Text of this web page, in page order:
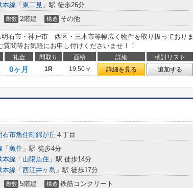
本線 「 東二見 」駅 徒歩26分
階数 2階建 構造 その他
明石市・神戸市 西区・三木市等幅広く物件を取り扱っておりま
質問等お気軽にお申し付けくださいませ！！
礼金 間取り 面積 詳細
検討リスト
0ヶ月 1R 19.50㎡ 詳細を見る 追加する
石市魚住町錦が丘 ４丁目
「 魚住 」駅 徒歩4分
本線 「 山陽魚住 」駅 徒歩14分
本線 「 西江井ヶ島 」駅 徒歩17分
階数 5階建 構造 鉄筋コンクリート